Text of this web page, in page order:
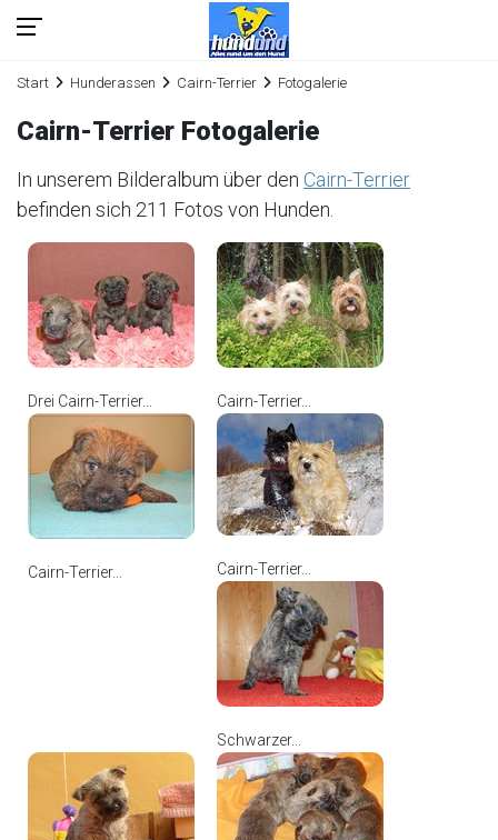
Start Hunderassen Cairn-Terrier Fotogalerie
Cairn-Terrier Fotogalerie
In unserem Bilderalbum über den Cairn-Terrier
befinden sich 211 Fotos von Hunden.
Drei Cairn-Terrier... Cairn-Terrier...
Cairn-Terrier... Cairn-Terrier...
Schwarzer...